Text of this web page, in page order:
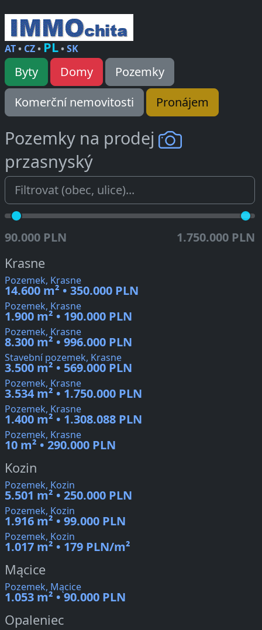
AT• CZ• PL•SK
Byty Domy
Pozemky
Komerční nemovitosti
Pronájem
Pozemky na prodej
przasnyský
90.000 PLN 1.750.000 PLN
Krasne
Pozemek, Krasne
14.600 m² • 350.000 PLN
Pozemek, Krasne
1.900 m² • 190.000 PLN
Pozemek, Krasne
8.300 m² • 996.000 PLN
Stavební pozemek, Krasne
3.500 m² • 569.000 PLN
Pozemek, Krasne
3.534 m² • 1.750.000 PLN
Pozemek, Krasne
1.400 m² • 1.308.088 PLN
Pozemek, Krasne
10 m² • 290.000 PLN
Kozin
Pozemek, Kozin
5.501 m² • 250.000 PLN
Pozemek, Kozin
1.916 m² • 99.000 PLN
Pozemek, Kozin
1.017 m² • 179 PLN/m²
Mącice
Pozemek, Mącice
1.053 m² • 90.000 PLN
Opaleniec